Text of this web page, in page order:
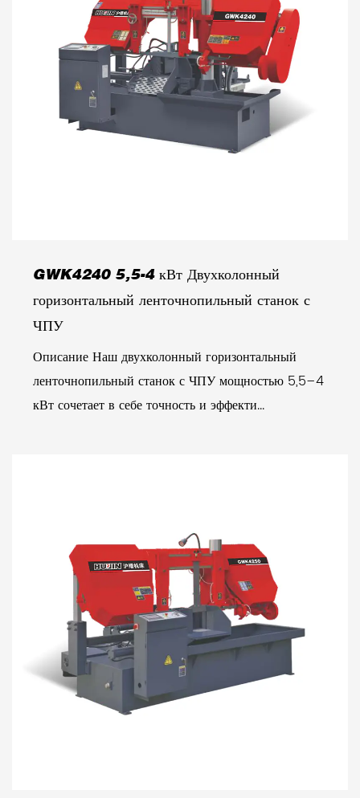
GWK4240 5,5-4 кВт Двухколонный
горизонтальный ленточнопильный станок с
ЧПУ
Описание Наш двухколонный горизонтальный
ленточнопильный станок с ЧПУ мощностью 5,5–4
кВт сочетает в себе точность и эффекти...